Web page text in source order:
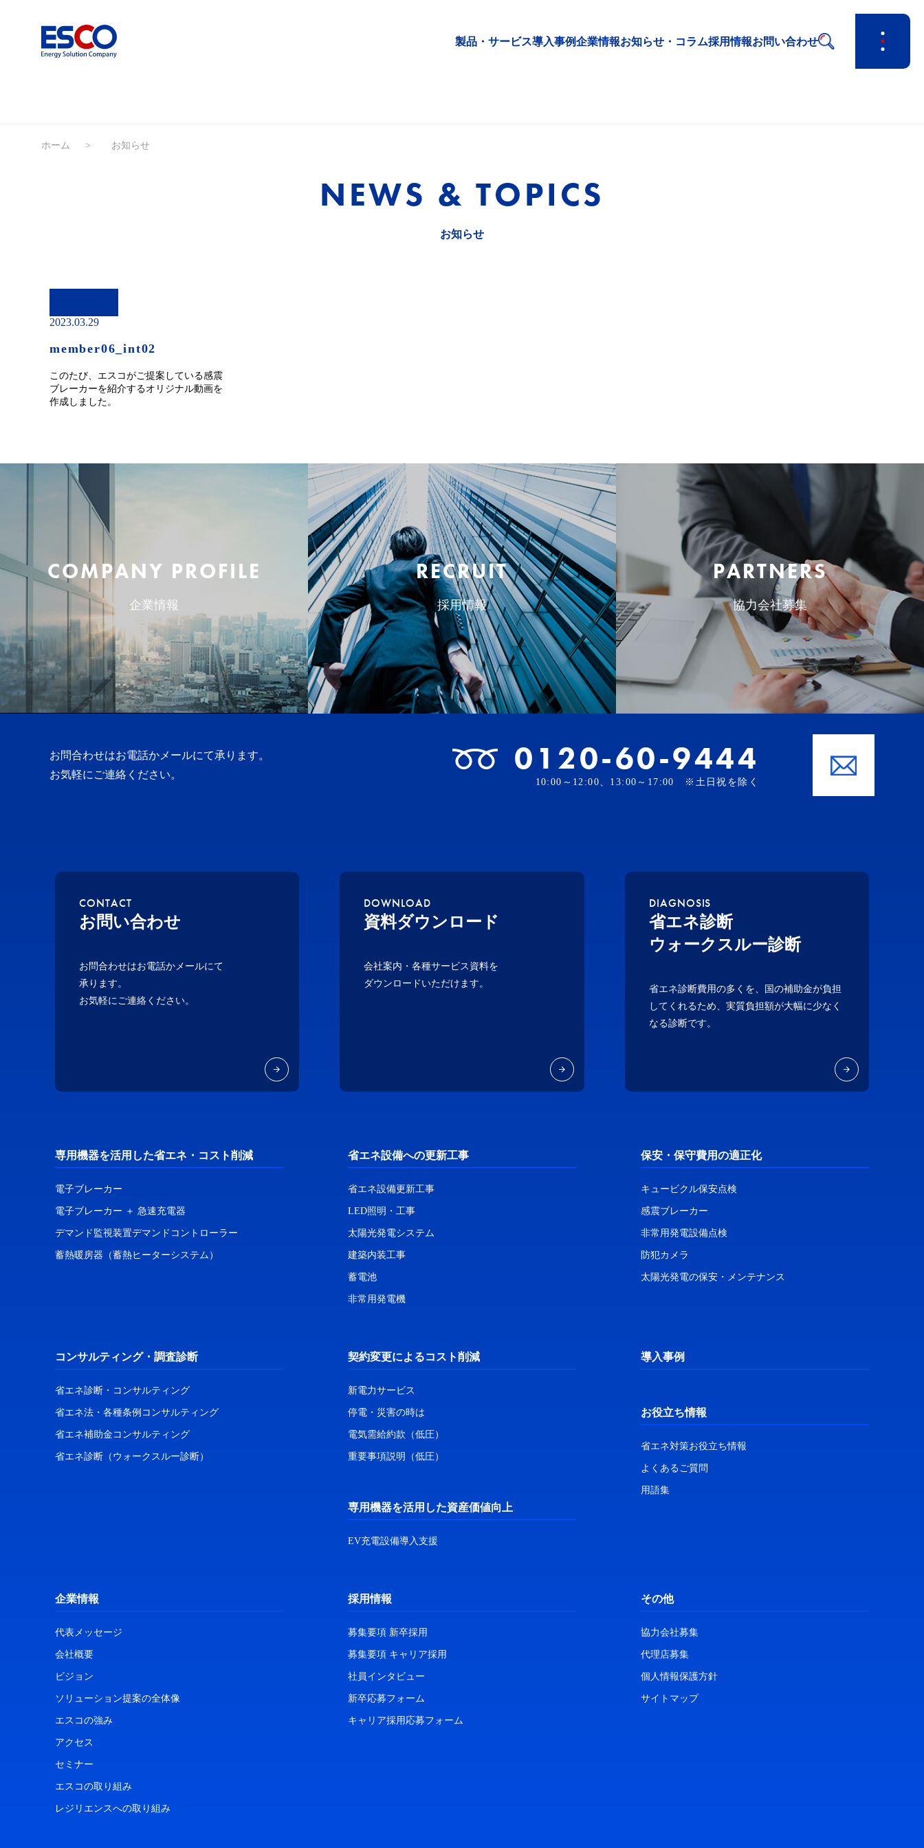
製品・サービス導入事例企業情報お知らせ・コラム採用情報お問い合わせ
ホーム お知らせ
NEWS & TOPICS
お知らせ
2023.03.29
member06_int02
このたび、エスコがご提案している感震
ブレーカーを紹介するオリジナル動画を
作成しました。
COMPANY PROFILE
企業情報
RECRUIT
採用情報
PARTNERS
協力会社募集
お問合わせはお電話かメールにて承ります。
お気軽にご連絡ください。
0120-60-9444
10:00～12:00、13:00～17:00 ※土日祝を除く
CONTACT
お問い合わせ
お問合わせはお電話かメールにて
承ります。
お気軽にご連絡ください。
DOWNLOAD
資料ダウンロード
会社案内・各種サービス資料を
ダウンロードいただけます。
DIAGNOSIS
省エネ診断
ウォークスルー診断
省エネ診断費用の多くを、国の補助金が負担
してくれるため、実質負担額が大幅に少なく
なる診断です。
専用機器を活用した省エネ・コスト削減
電子ブレーカー
電子ブレーカー ＋ 急速充電器
デマンド監視装置デマンドコントローラー
蓄熱暖房器（蓄熱ヒーターシステム）
省エネ設備への更新工事
省エネ設備更新工事
LED照明・工事
太陽光発電システム
建築内装工事
蓄電池
非常用発電機
保安・保守費用の適正化
キュービクル保安点検
感震ブレーカー
非常用発電設備点検
防犯カメラ
太陽光発電の保安・メンテナンス
コンサルティング・調査診断
省エネ診断・コンサルティング
省エネ法・各種条例コンサルティング
省エネ補助金コンサルティング
省エネ診断（ウォークスルー診断）
契約変更によるコスト削減
新電力サービス
停電・災害の時は
電気需給約款（低圧）
重要事項説明（低圧）
専用機器を活用した資産価値向上
EV充電設備導入支援
導入事例
お役立ち情報
省エネ対策お役立ち情報
よくあるご質問
用語集
企業情報
代表メッセージ
会社概要
ビジョン
ソリューション提案の全体像
エスコの強み
アクセス
セミナー
エスコの取り組み
レジリエンスへの取り組み
採用情報
募集要項 新卒採用
募集要項 キャリア採用
社員インタビュー
新卒応募フォーム
キャリア採用応募フォーム
その他
協力会社募集
代理店募集
個人情報保護方針
サイトマップ